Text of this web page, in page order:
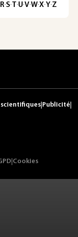
R·S·T·U·V·W·X·Y·Z
scientifiques Publicité
Cookies